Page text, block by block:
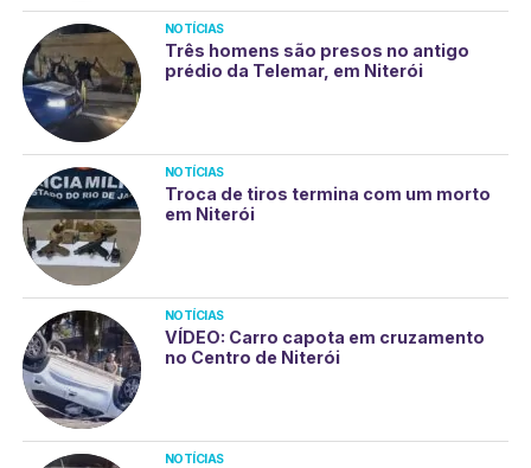
NOTÍCIAS
Três homens são presos no antigo
prédio da Telemar, em Niterói
NOTÍCIAS
Troca de tiros termina com um morto
em Niterói
NOTÍCIAS
VÍDEO: Carro capota em cruzamento
no Centro de Niterói
NOTÍCIAS